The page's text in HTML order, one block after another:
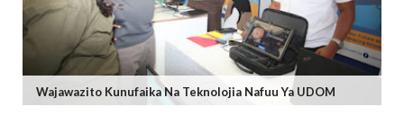
Wajawazito Kunufaika Na Teknolojia Nafuu Ya UDOM